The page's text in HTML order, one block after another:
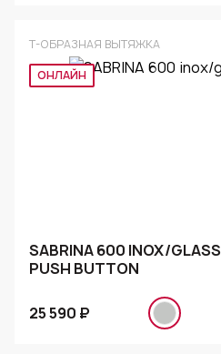
Т-ОБРАЗНАЯ ВЫТЯЖКА
ОНЛАЙН
SABRINA 600 INOX/GLASS
PUSH BUTTON
25 590 ₽